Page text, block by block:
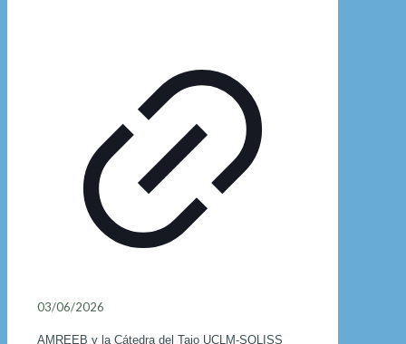
03/06/2026
AMREEB y la Cátedra del Tajo UCLM-SOLISS